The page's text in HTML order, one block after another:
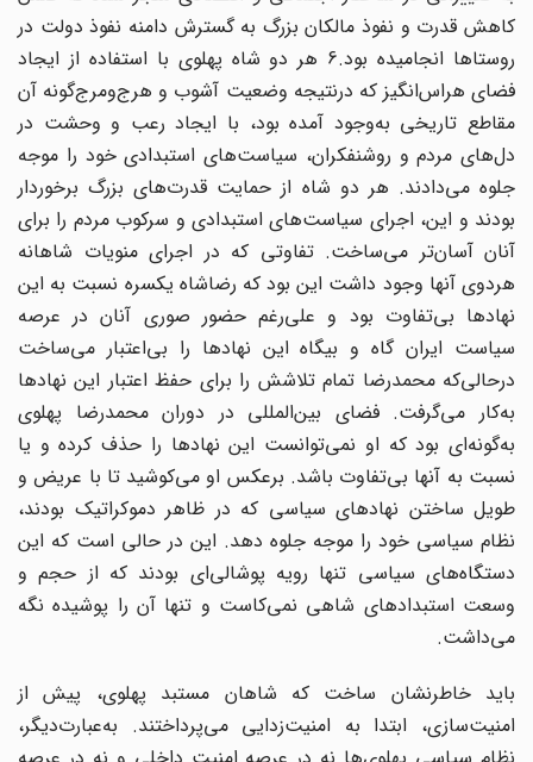
کاهش قدرت و نفوذ مالکان بزرگ به گسترش دامنه نفوذ دولت در
روستاها انجامیده بود.6 هر دو شاه پهلوی با استفاده از ایجاد
فضای هراس‌انگیز که درنتیجه وضعیت آشوب و هرج‌ومرج‌گونه آن
مقاطع تاریخی به‌وجود آمده بود، با ایجاد رعب و وحشت در
دل‌های مردم و روشنفکران،‌ سیاست‌های استبدادی خود را موجه
جلوه می‌دادند. هر دو شاه از حمایت قدرت‌های بزرگ برخوردار
بودند و این، اجرای سیاست‌های استبدادی و سرکوب مردم را برای
آنان آسان‌تر می‌ساخت. تفاوتی که در اجرای منویات شاهانه
هردوی آنها وجود داشت این بود که رضاشاه یکسره نسبت به این
نهادها بی‌تفاوت بود و علی‌رغم حضور صوری آنان در عرصه
سیاست ایران گاه و بیگاه این نهادها را بی‌اعتبار می‌ساخت
درحالی‌که محمدرضا تمام تلاشش را برای حفظ اعتبار این نهادها
به‌کار می‌گرفت. فضای بین‌المللی در دوران محمدرضا پهلوی
به‌گونه‌ای بود که او نمی‌توانست این نهادها را حذف کرده و یا
نسبت به آنها بی‌تفاوت باشد. برعکس او می‌کوشید تا با عریض و
طویل ساختن نهادهای سیاسی که در ظاهر دموکراتیک بودند،‌
نظام سیاسی خود را موجه جلوه دهد. این در حالی است که این
دستگاه‌های سیاسی تنها رویه پوشالی‌ای بودند که از حجم و
وسعت استبدادهای شاهی نمی‌کاست و تنها آن را پوشیده نگه
می‌داشت.
باید خاطرنشان ساخت که شاهان مستبد پهلوی، پیش از
امنیت‌سازی، ابتدا به امنیت‌زدایی می‌پرداختند. به‌عبارت‌دیگر،